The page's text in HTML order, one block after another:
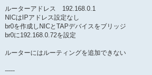
ルーターアドレス 192.168.0.1
NICはIPアドレス設定なし
br0を作成しNICとTAPデバイスをブリッジ
br0に192.168.0.72を設定
ルーターにはルーティングを追加できない
-----